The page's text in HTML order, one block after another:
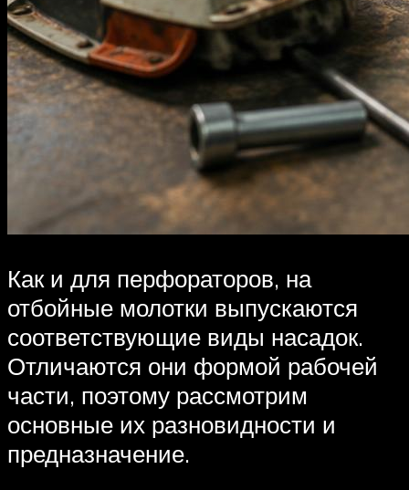
Как и для перфораторов, на
отбойные молотки выпускаются
соответствующие виды насадок.
Отличаются они формой рабочей
части, поэтому рассмотрим
основные их разновидности и
предназначение.